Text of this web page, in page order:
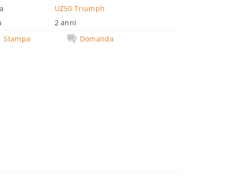
UZ50 Triumph
2 anni
Stampa
Domanda